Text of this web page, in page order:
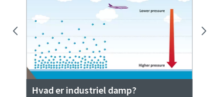
Hvad er industriel damp?